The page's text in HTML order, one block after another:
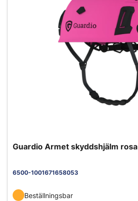
Guardio Armet skyddshjälm rosa
6500-1001671658053
Beställningsbar